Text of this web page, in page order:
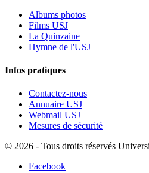
Albums photos
Films USJ
La Quinzaine
Hymne de l'USJ
Infos pratiques
Contactez-nous
Annuaire USJ
Webmail USJ
Mesures de sécurité
© 2026 - Tous droits réservés
Facebook